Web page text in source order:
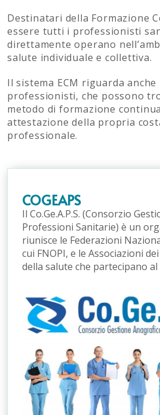
Destinatari della Formazione
essere tutti i professionisti
direttamente operano
salute individuale e collettiva.
Il sistema ECM riguarda
professionisti, che possono
metodo di formazione
attestazione della propria
professionale.
COGEAPS
Il Co.Ge.A.P.S. (Consorzio
Professioni Sanitarie) è un
riunisce le Federazioni
cui FNOPI, e le Associazioni
della salute che partecipano